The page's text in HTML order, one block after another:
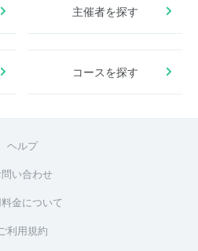
主催者を探す
コースを探す
ヘルプ
問い合わせ
金について
ご利用規約